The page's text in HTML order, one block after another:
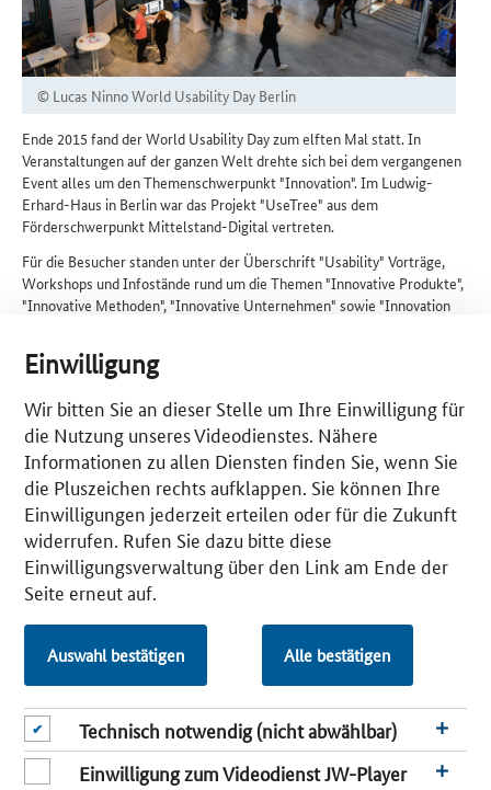
Einwilligung
Wir bitten Sie an dieser Stelle um Ihre Einwilligung für
die Nutzung unseres Videodienstes. Nähere
Informationen zu allen Diensten finden Sie, wenn Sie
die Pluszeichen rechts aufklappen. Sie können Ihre
Einwilligungen jederzeit erteilen oder für die Zukunft
widerrufen. Rufen Sie dazu bitte diese
Einwilligungsverwaltung über den Link am Ende der
Seite erneut auf.
Auswahl bestätigen Alle bestätigen
Technisch notwendig (nicht abwählbar)
Einwilligung zum Videodienst JW-Player
© Lucas Ninno World Usability Day Berlin
Ende 2015 fand der World Usability Day zum elften Mal statt. In
Veranstaltungen auf der ganzen Welt drehte sich bei dem vergangenen
Event alles um den Themenschwerpunkt "Innovation". Im Ludwig-
Erhard-Haus in Berlin war das Projekt "UseTree" aus dem
Förderschwerpunkt Mittelstand-Digital vertreten.
Für die Besucher standen unter der Überschrift "Usability" Vorträge,
Workshops und Infostände rund um die Themen "Innovative Produkte",
"Innovative Methoden", "Innovative Unternehmen" sowie "Innovation
Kompetenzzentrums für Usability-Maßnahmen, Angela Krupp und
Stefan Brandenburg, präsentierten gemeinsam mit Elisabeth
Innovationen am Beispiel des Internets of Things" ein Modell für die
Entwicklung innovativer technischer Produkte. Der Beitrag von Ron
Reckin befasste sich mit der Integration von Lean UX und anderen
agilen Vorgehensmethoden in KMU.
"Das Thema Usability ist in der Wirtschaft angekommen. Mittlerweile
festigt sich immer mehr die Ansicht, dass fehlende
Gebrauchstauglichkeit durchaus zu deutlichen Nachteilen im nationalen
und internationalen Wettbewerb führen kann", erläutert Manuel
Friedrich von UseTree. Am Stand des Projekts konnten sich die
Besucher über die Benutzerfreundlichkeit bei Softwarelösungen
informieren.Weitere Informationen finden Sie hier undhier.
UseTree - Das Berliner Kompetenzzentrum für Usability-
Maßnahmen